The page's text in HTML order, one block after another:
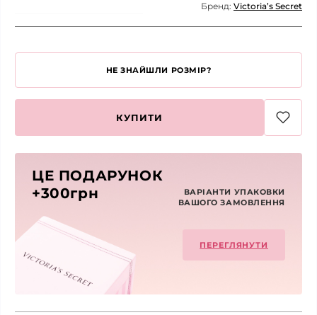
Бренд: Victoria’s Secret
НЕ ЗНАЙШЛИ РОЗМІР?
КУПИТИ
ЦЕ ПОДАРУНОК
+300грн
ВАРІАНТИ УПАКОВКИ
ВАШОГО ЗАМОВЛЕННЯ
ПЕРЕГЛЯНУТИ